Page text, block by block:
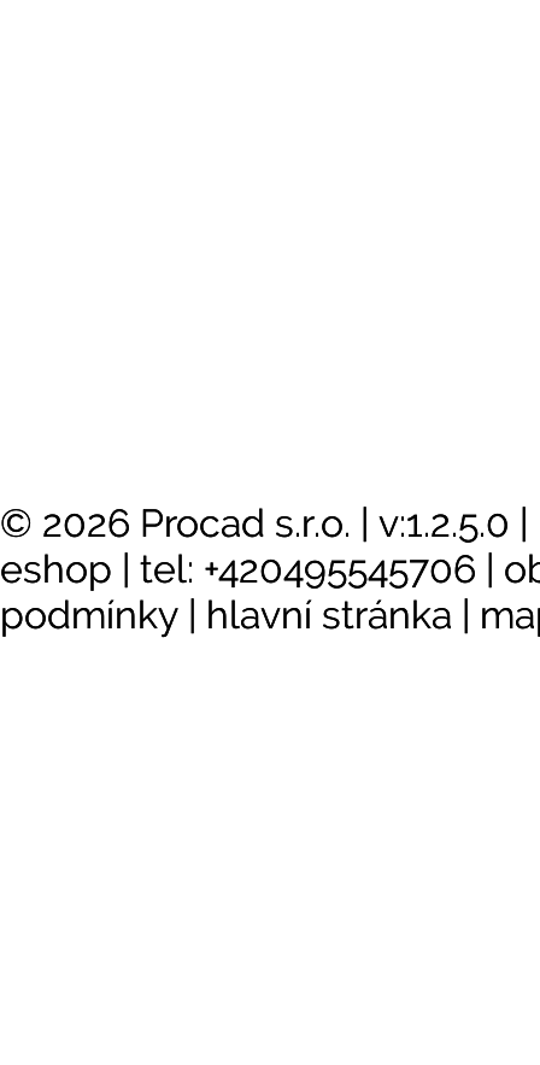
© 2026 Procad s.r.o. | v:1.2.5.0 |
eshop | tel: +420495545706 |
podmínky | hlavní stránka |